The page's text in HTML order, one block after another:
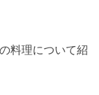
料理について紹